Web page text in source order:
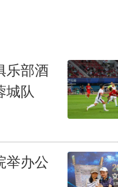
乐部酒
城队
举办公